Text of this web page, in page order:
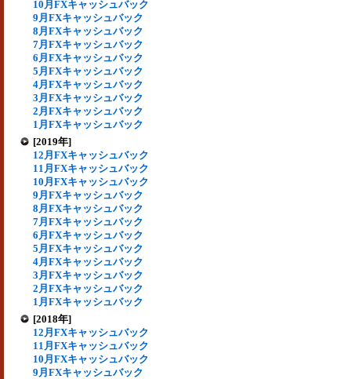
10月FXキャッシュバック
9月FXキャッシュバック
8月FXキャッシュバック
7月FXキャッシュバック
6月FXキャッシュバック
5月FXキャッシュバック
4月FXキャッシュバック
3月FXキャッシュバック
2月FXキャッシュバック
1月FXキャッシュバック
[2019年]
12月FXキャッシュバック
11月FXキャッシュバック
10月FXキャッシュバック
9月FXキャッシュバック
8月FXキャッシュバック
7月FXキャッシュバック
6月FXキャッシュバック
5月FXキャッシュバック
4月FXキャッシュバック
3月FXキャッシュバック
2月FXキャッシュバック
1月FXキャッシュバック
[2018年]
12月FXキャッシュバック
11月FXキャッシュバック
10月FXキャッシュバック
9月FXキャッシュバック